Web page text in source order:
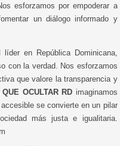
esforzamos por empoderar a
un diálogo informado y
en República Dominicana,
con la verdad. Nos esforzamos
que valore la transparencia y
OCULTAR RD imaginamos
se convierte en un pilar
más justa e igualitaria.